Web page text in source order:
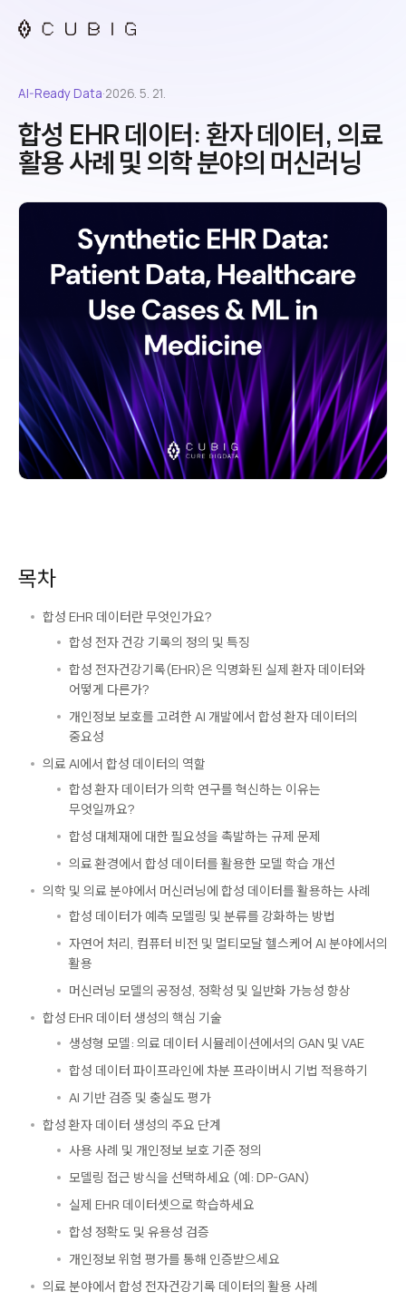
AI-Ready Data·2026. 5. 21.
합성 EHR 데이터: 환자 데이터, 의료
활용 사례 및 의학 분야의 머신러닝
목차
합성 EHR 데이터란 무엇인가요?
합성 전자 건강 기록의 정의 및 특징
합성 전자건강기록(EHR)은 익명화된 실제 환자 데이터와
어떻게 다른가?
개인정보 보호를 고려한 AI 개발에서 합성 환자 데이터의
중요성
의료 AI에서 합성 데이터의 역할
합성 환자 데이터가 의학 연구를 혁신하는 이유는
무엇일까요?
합성 대체재에 대한 필요성을 촉발하는 규제 문제
의료 환경에서 합성 데이터를 활용한 모델 학습 개선
의학 및 의료 분야에서 머신러닝에 합성 데이터를 활용하는 사례
합성 데이터가 예측 모델링 및 분류를 강화하는 방법
자연어 처리, 컴퓨터 비전 및 멀티모달 헬스케어 AI 분야에서의
활용
머신러닝 모델의 공정성, 정확성 및 일반화 가능성 향상
합성 EHR 데이터 생성의 핵심 기술
생성형 모델: 의료 데이터 시뮬레이션에서의 GAN 및 VAE
합성 데이터 파이프라인에 차분 프라이버시 기법 적용하기
AI 기반 검증 및 충실도 평가
합성 환자 데이터 생성의 주요 단계
사용 사례 및 개인정보 보호 기준 정의
모델링 접근 방식을 선택하세요 (예: DP-GAN)
실제 EHR 데이터셋으로 학습하세요
합성 정확도 및 유용성 검증
개인정보 위험 평가를 통해 인증받으세요
의료 분야에서 합성 전자건강기록 데이터의 활용 사례